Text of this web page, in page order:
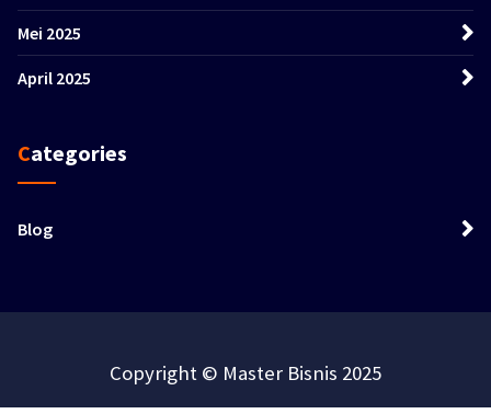
Mei 2025
April 2025
Categories
Blog
Copyright © Master Bisnis 2025